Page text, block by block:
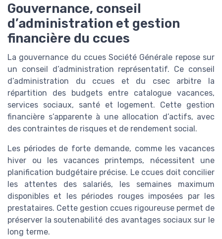
Gouvernance, conseil
d’administration et gestion
financière du ccues
La gouvernance du ccues Société Générale repose sur
un conseil d’administration représentatif. Ce conseil
d’administration du ccues et du csec arbitre la
répartition des budgets entre catalogue vacances,
services sociaux, santé et logement. Cette gestion
financière s’apparente à une allocation d’actifs, avec
des contraintes de risques et de rendement social.
Les périodes de forte demande, comme les vacances
hiver ou les vacances printemps, nécessitent une
planification budgétaire précise. Le ccues doit concilier
les attentes des salariés, les semaines maximum
disponibles et les périodes rouges imposées par les
prestataires. Cette gestion ccues rigoureuse permet de
préserver la soutenabilité des avantages sociaux sur le
long terme.